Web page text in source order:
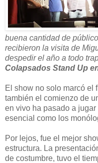
buena cantidad de
recibieron la visita de
despedir el año a todo
Colapsados Stand Up
El show no solo marcó el
también el comienzo de
en vivo ha pasado a
esencial como los
Por lejos, fue el mejor
estructura. La
de costumbre, tuvo el